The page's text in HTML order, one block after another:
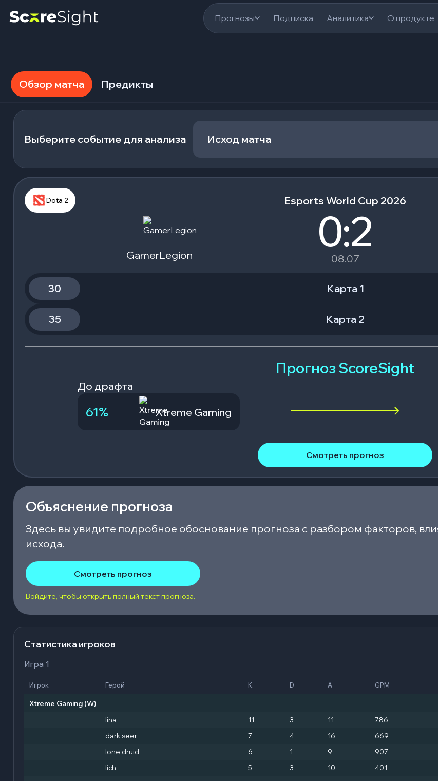
Прогнозы Подписка Аналитика О продукте
Обзор матча Предикты
Выберите событие для анализа Исход матча
Dota 2 Esports World Cup 2026
GamerLegion 0:2
08.07
30 Карта 1
35 Карта 2
Прогноз ScoreSight
До драфта
61% Xtreme Gaming
Смотреть прогноз
Объяснение прогноза
Здесь вы увидите подробное обоснование прогноза с разбором факторов,
исхода.
Смотреть прогноз
Войдите, чтобы открыть полный текст прогноза.
Статистика игроков
Игра 1
Игрок Герой K D A GPM
Xtreme Gaming (W)
lina 11 3 11 786
dark seer
7 4 16 669
lone druid
6 1 9 907
lich
5 3 10 401